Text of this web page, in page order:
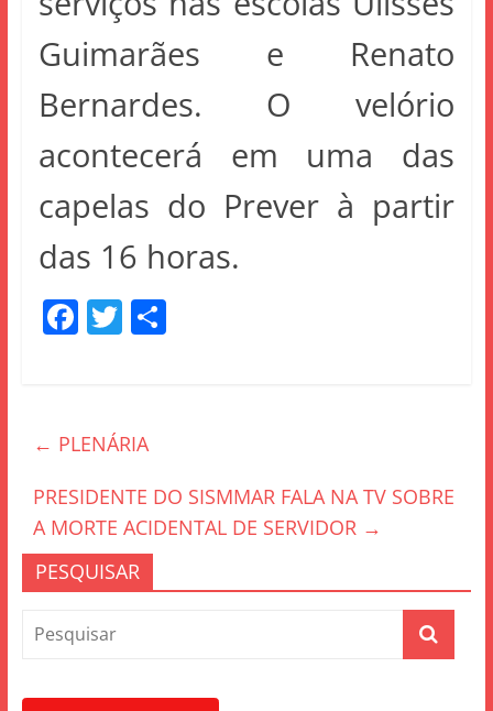
Guimarães e Renato
Bernardes. O velório
acontecerá em uma das
capelas do Prever à partir
das 16 horas.
F
b
o
o
k
T S
← PLENÁRIA
PRESIDENTE DO SISMMAR FALA NA TV SOBRE
A MORTE ACIDENTAL DE SERVIDOR →
PESQUISAR